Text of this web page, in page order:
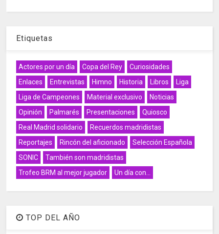
Etiquetas
Actores por un día Copa del Rey
Curiosidades
Enlaces
Entrevistas Himno Historia Libros
Liga
Liga de Campeones
Material exclusivo
Noticias
Opinión
Palmarés Presentaciones
Quiosco
Real Madrid solidario
Recuerdos madridistas
Reportajes
Rincón del aficionado
Selección Española
SONIC
También son madridistas
Trofeo BRM al mejor jugador
Un día con...
TOP DEL AÑO